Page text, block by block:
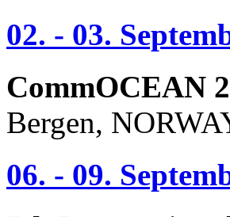
02. - 03.
CommOCEAN
Bergen,
06. - 09.